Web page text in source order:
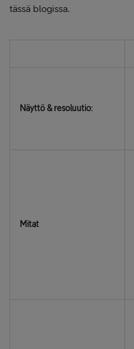
tässä blogissa.
Näyttö & resoluutio:
Mitat